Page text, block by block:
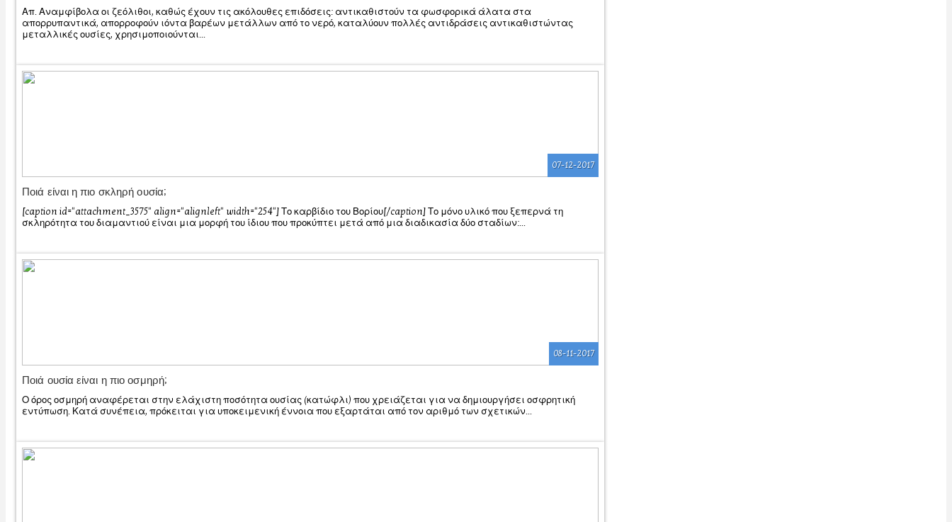
Απ. Αναμφίβολα οι ζεόλιθοι, καθώς έχουν τις ακόλουθες επιδόσεις: αντικαθιστούν τα φωσφορικά άλατα στα
απορρυπαντικά, απορροφούν ιόντα βαρέων μετάλλων από το νερό, καταλύουν πολλές αντιδράσεις αντικαθιστώντας
μεταλλικές ουσίες, χρησιμοποιούνται...
07-12-2017
Ποιά είναι η πιο σκληρή ουσία;
[caption id="attachment_3575" align="alignleft" width="254"] Το καρβίδιο του Βορίου[/caption] Το μόνο υλικό που ξεπερνά τη
σκληρότητα του διαμαντιού είναι μια μορφή του ίδιου που προκύπτει μετά από μια διαδικασία δύο σταδίων:...
08-11-2017
Ποιά ουσία είναι η πιο οσμηρή;
Ο όρος οσμηρή αναφέρεται στην ελάχιστη ποσότητα ουσίας (κατώφλι) που χρειάζεται για να δημιουργήσει οσφρητική
εντύπωση. Κατά συνέπεια, πρόκειται για υποκειμενική έννοια που εξαρτάται από τον αριθμό των σχετικών...